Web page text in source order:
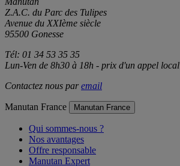
Z.A.C. du Parc des Tulipes
Avenue du XXIème siècle
95500 Gonesse
Tél: 01 34 53 35 35
Lun-Ven de 8h30 à 18h - prix d'un appel local
Contactez nous paremail
Manutan France Manutan France
Qui sommes-nous ?
Nos avantages
Offre responsable
Manutan Expert